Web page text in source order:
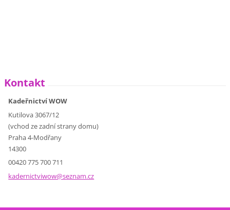
Kontakt
Kadeřnictví WOW
Kutilova 3067/12
(vchod ze zadní strany domu)
Praha 4-Modřany
14300
00420 775 700 711
kadernictviwow@seznam.cz